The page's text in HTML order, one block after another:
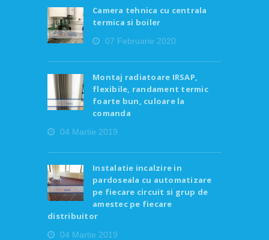
Camera tehnica cu centrala
termica si boiler
07 Februarie 2020
Montaj radiatoare IRSAP,
flexibile, randament termic
foarte bun, culoare la
comanda
04 Martie 2019
Instalatie incalzire in
pardoseala cu automatizare
pe fiecare circuit si grup de
amestec pe fiecare
distribuitor
04 Martie 2019